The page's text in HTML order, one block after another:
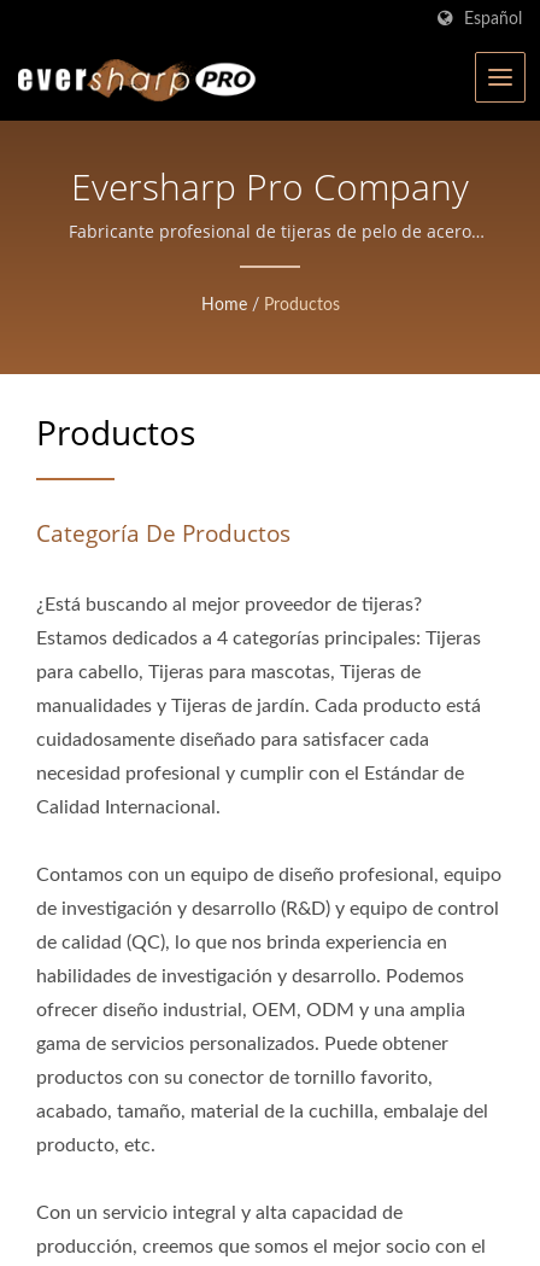
Español
Eversharp Pro Company
Fabricante profesional de tijeras de pelo de acero
japonés
Home / Productos
Productos
Categoría De Productos
¿Está buscando al mejor proveedor de tijeras?
Estamos dedicados a 4 categorías principales: Tijeras
para cabello, Tijeras para mascotas, Tijeras de
manualidades y Tijeras de jardín. Cada producto está
cuidadosamente diseñado para satisfacer cada
necesidad profesional y cumplir con el Estándar de
Calidad Internacional.
Contamos con un equipo de diseño profesional, equipo
de investigación y desarrollo (R&D) y equipo de control
de calidad (QC), lo que nos brinda experiencia en
habilidades de investigación y desarrollo. Podemos
ofrecer diseño industrial, OEM, ODM y una amplia
gama de servicios personalizados. Puede obtener
productos con su conector de tornillo favorito,
acabado, tamaño, material de la cuchilla, embalaje del
producto, etc.
Con un servicio integral y alta capacidad de
producción, creemos que somos el mejor socio con el